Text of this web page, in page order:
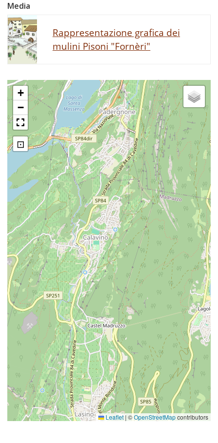
Media
Rappresentazione grafica dei
mulini Pisoni "Fornèri"
+
−
⊡
Leaflet | ©OpenStreetMapcontributors